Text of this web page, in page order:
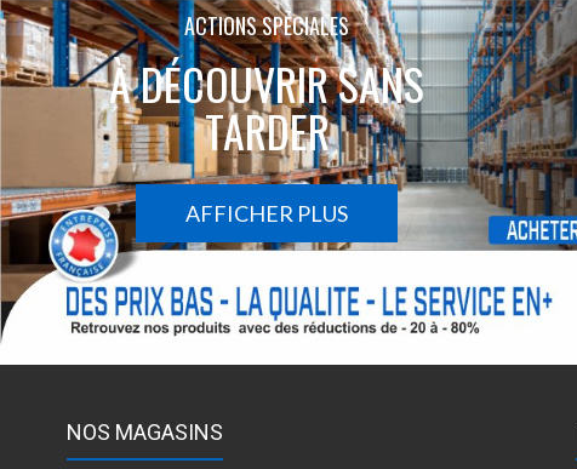
ACTIONS SPÉCIALES
À DÉCOUVRIR SANS
TARDER
AFFICHER PLUS
NOS MAGASINS